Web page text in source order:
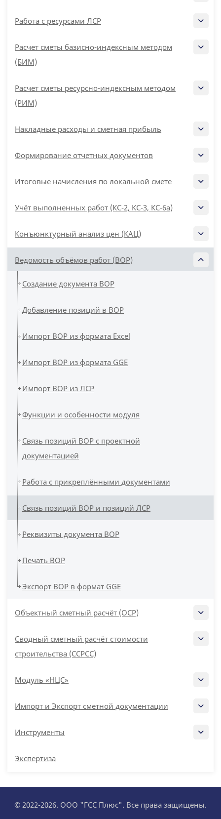
Работа с ресурсами ЛСР
Расчет сметы базисно-индексным методом
(БИМ)
Расчет сметы ресурсно-индексным методом
(РИМ)
Накладные расходы и сметная прибыль
Формирование отчетных документов
Итоговые начисления по локальной смете
Учёт выполненных работ (КС-2, КС-3, КС-6а)
Конъюнктурный анализ цен (КАЦ)
Ведомость объёмов работ (ВОР)
Создание документа ВОР
Добавление позиций в ВОР
Импорт ВОР из формата Excel
Импорт ВОР из формата GGE
Импорт ВОР из ЛСР
Функции и особенности модуля
Связь позиций ВОР с проектной
документацией
Работа с прикреплёнными документами
Связь позиций ВОР и позиций ЛСР
Реквизиты документа ВОР
Печать ВОР
Экспорт ВОР в формат GGE
Объектный сметный расчёт (ОСР)
Сводный сметный расчёт стоимости
строительства (ССРСС)
Модуль «НЦС»
Импорт и Экспорт сметной документации
Инструменты
Экспертиза
© 2022-2026. ООО "ГСС Плюс". Все права защищены.